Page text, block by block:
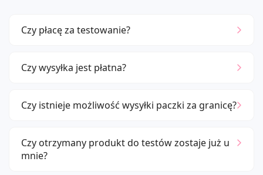
Czy płacę za testowanie?
Czy wysyłka jest płatna?
Czy istnieje możliwość wysyłki paczki za granicę?
Czy otrzymany produkt do testów zostaje już u
mnie?